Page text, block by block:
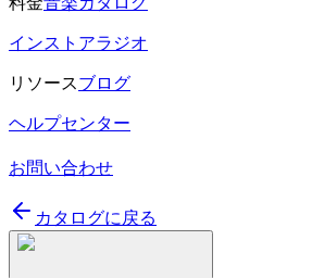
インストアラジオ
リソースブログ
ヘルプセンター
お問い合わせ
カタログに戻る